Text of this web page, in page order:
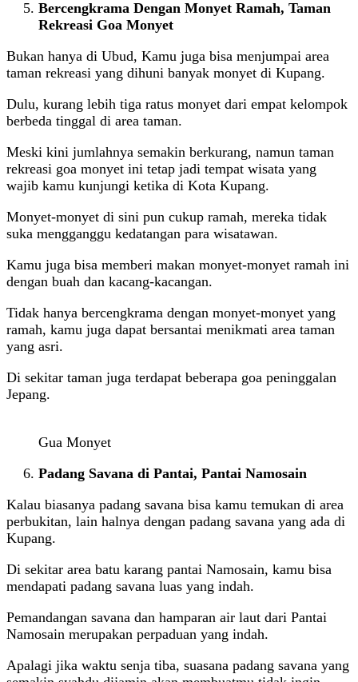
Bercengkrama Dengan Monyet Ramah, Taman
Rekreasi Goa Monyet
Bukan hanya di Ubud, Kamu juga bisa menjumpai area
taman rekreasi yang dihuni banyak monyet di Kupang.
Dulu, kurang lebih tiga ratus monyet dari empat kelompok
berbeda tinggal di area taman.
Meski kini jumlahnya semakin berkurang, namun taman
rekreasi goa monyet ini tetap jadi tempat wisata yang
wajib kamu kunjungi ketika di Kota Kupang.
Monyet-monyet di sini pun cukup ramah, mereka tidak
suka mengganggu kedatangan para wisatawan.
Kamu juga bisa memberi makan monyet-monyet ramah ini
dengan buah dan kacang-kacangan.
Tidak hanya bercengkrama dengan monyet-monyet yang
ramah, kamu juga dapat bersantai menikmati area taman
yang asri.
Di sekitar taman juga terdapat beberapa goa peninggalan
Jepang.
Gua Monyet
Padang Savana di Pantai, Pantai Namosain
Kalau biasanya padang savana bisa kamu temukan di area
perbukitan, lain halnya dengan padang savana yang ada di
Kupang.
Di sekitar area batu karang pantai Namosain, kamu bisa
mendapati padang savana luas yang indah.
Pemandangan savana dan hamparan air laut dari Pantai
Namosain merupakan perpaduan yang indah.
Apalagi jika waktu senja tiba, suasana padang savana yang